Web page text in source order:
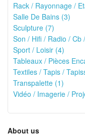
Rack / Rayonnage /
Salle De Bains (3)
Sculpture (7)
Son / Hifi / Radio / Cb
Sport / Loisir (4)
Tableaux / Pièces
Textiles / Tapis /
Transpalette (1)
Vidéo / Imagerie /
About us